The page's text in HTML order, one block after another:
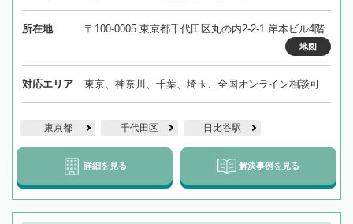
所在地 〒100-0005 東京都千代田区丸の内2-2-1 岸本ビル4階
地図
対応エリア 東京、神奈川、千葉、埼玉、全国オンライン相談可
東京都 千代田区 日比谷駅
詳細を見る 解決事例を見る